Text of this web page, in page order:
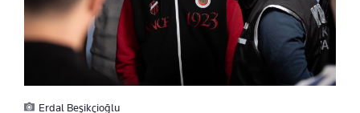
Erdal Beşikçioğlu